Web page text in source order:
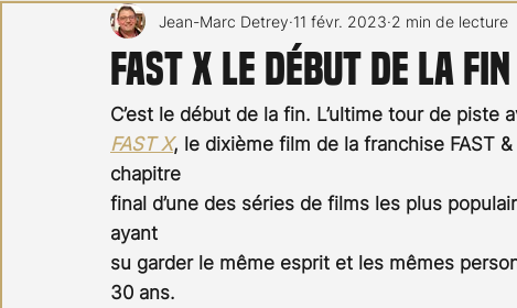
Max Borg Laurent Scherlen Memento En
Carnet noir Open Air Série TV Stéfanie
Fast X le début de la fin
Jean-Marc Detrey 11 févr. 2023 2 min de lecture
C’est le début de la fin. L’ultime tour de piste
FAST X, le dixième film de la franchise FAST
chapitre
final d’une des séries de films les plus
ayant
su garder le même esprit et les mêmes
30 ans.